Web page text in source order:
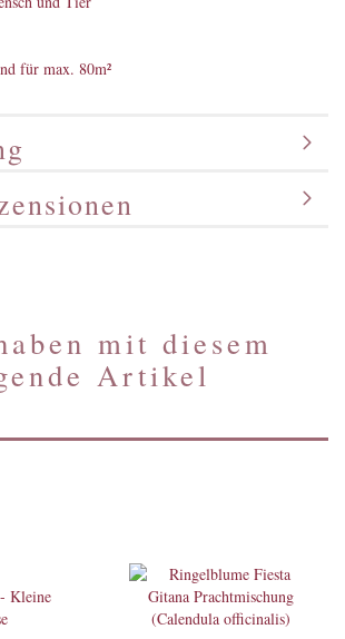
für max. 80m²
mit diesem
Artikel